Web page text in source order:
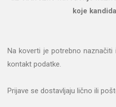
koje
Na koverti je potrebno
kontakt podatke.
Prijave se dostavljaju lično ili